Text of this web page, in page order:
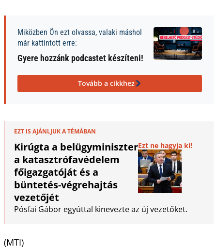
Miközben Ön ezt olvassa, valaki máshol
már kattintott erre:
Gyere hozzánk podcastet készíteni!
Tovább a cikkhez
EZT IS AJÁNLJUK A TÉMÁBAN
Kirúgta a belügyminiszter
a katasztrófavédelem
főigazgatóját és a
büntetés-végrehajtás
vezetőjét
Ezt ne hagyja ki!
Pósfai Gábor egyúttal kinevezte az új vezetőket.
(MTI)